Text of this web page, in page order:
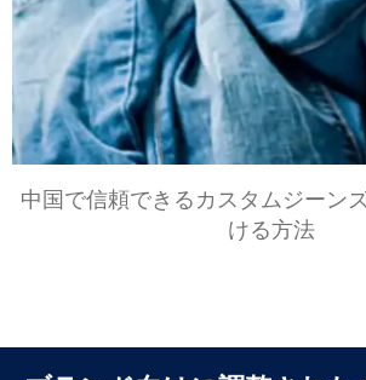
中国で信頼できるカスタムジーン
ける方法